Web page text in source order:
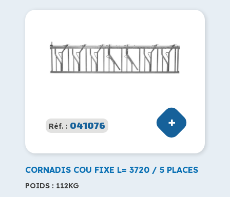
Réf. : 041076
CORNADIS COU FIXE L= 3720 / 5 PLACES
POIDS : 112KG